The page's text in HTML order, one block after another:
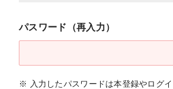
パスワード（再入力）
※ 入力したパスワードは本登録やログ